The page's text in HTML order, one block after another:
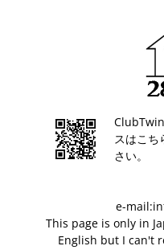
スはこち
さい。
e-
This page is only in
English but I can't